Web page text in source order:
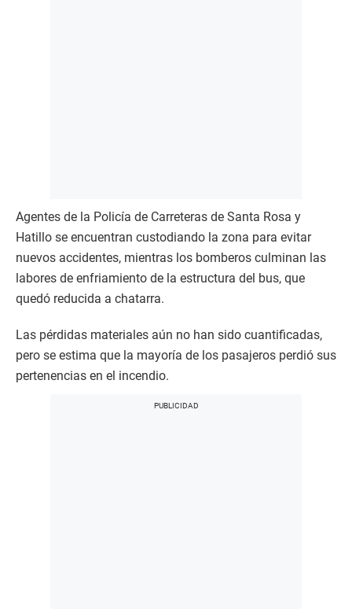
Agentes de la Policía de Carreteras de Santa Rosa y
Hatillo se encuentran custodiando la zona para evitar
nuevos accidentes, mientras los bomberos culminan las
labores de enfriamiento de la estructura del bus, que
quedó reducida a chatarra.
Las pérdidas materiales aún no han sido cuantificadas,
pero se estima que la mayoría de los pasajeros perdió sus
pertenencias en el incendio.